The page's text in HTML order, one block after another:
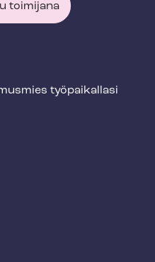
toimijana
työpaikallasi